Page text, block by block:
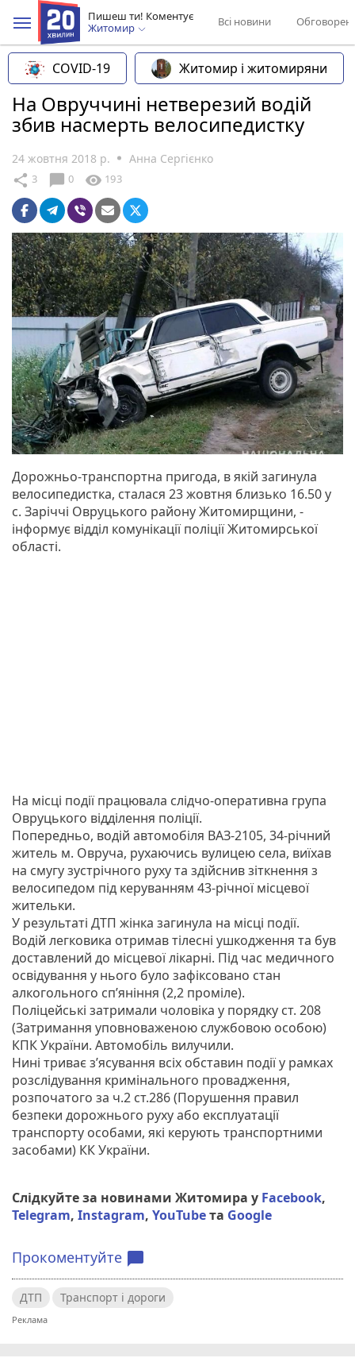
Пишеш ти! Коментує
Житомир
Всі новини
COVID-19 Житомир і житомиряни
На Овруччині нетверезий водій
збив насмерть велосипедистку
24 жовтня 2018 р. Анна Сергієнко
share 3 chat_bubble 0 visibility 193
Дорожньо-транспортна пригода, в якій загинула
велосипедистка, сталася 23 жовтня близько 16.50 у
с. Заріччі Овруцького району Житомирщини, -
інформує відділ комунікації поліції Житомирської
області.
На місці події працювала слідчо-оперативна група
Овруцького відділення поліції.
Попередньо, водій автомобіля ВАЗ-2105, 34-річний
житель м. Овруча, рухаючись вулицею села, виїхав
на смугу зустрічного руху та здійснив зіткнення з
велосипедом під керуванням 43-річної місцевої
жительки.
У результаті ДТП жінка загинула на місці події.
Водій легковика отримав тілесні ушкодження та був
доставлений до місцевої лікарні. Під час медичного
освідування у нього було зафіксовано стан
алкогольного сп’яніння (2,2 проміле).
Поліцейські затримали чоловіка у порядку ст. 208
(Затримання уповноваженою службовою особою)
КПК України. Автомобіль вилучили.
Нині триває з’ясування всіх обставин події у рамках
розслідування кримінального провадження,
розпочатого за ч.2 ст.286 (Порушення правил
безпеки дорожнього руху або експлуатації
транспорту особами, які керують транспортними
засобами) КК України.
Слідкуйте за новинами Житомира у Facebook,
Telegram, Instagram, YouTubeта Google
Прокоментуйте chat_bubble
ДТП Транспорт і дороги